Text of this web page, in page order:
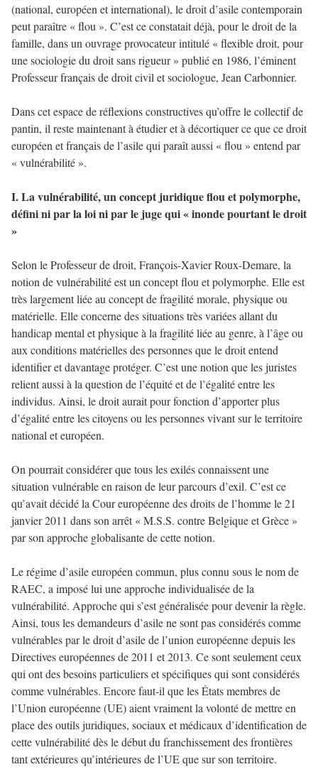
(national, européen et international), le droit d’asile contemporain
peut paraître « flou ». C’est ce constatait déjà, pour le droit de la
famille, dans un ouvrage provocateur intitulé « flexible droit, pour
une sociologie du droit sans rigueur » publié en 1986, l’éminent
Professeur français de droit civil et sociologue, Jean Carbonnier.
Dans cet espace de réflexions constructives qu’offre le collectif de
pantin, il reste maintenant à étudier et à décortiquer ce que ce droit
européen et français de l’asile qui paraît aussi « flou » entend par
« vulnérabilité ».
I. La vulnérabilité, un concept juridique flou et polymorphe,
défini ni par la loi ni par le juge qui « inonde pourtant le droit
»
Selon le Professeur de droit, François-Xavier Roux-Demare, la
notion de vulnérabilité est un concept flou et polymorphe. Elle est
très largement liée au concept de fragilité morale, physique ou
matérielle. Elle concerne des situations très variées allant du
handicap mental et physique à la fragilité liée au genre, à l’âge ou
aux conditions matérielles des personnes que le droit entend
identifier et davantage protéger. C’est une notion que les juristes
relient aussi à la question de l’équité et de l’égalité entre les
individus. Ainsi, le droit aurait pour fonction d’apporter plus
d’égalité entre les citoyens ou les personnes vivant sur le territoire
national et européen.
On pourrait considérer que tous les exilés connaissent une
situation vulnérable en raison de leur parcours d’exil. C’est ce
qu’avait décidé la Cour européenne des droits de l’homme le 21
janvier 2011 dans son arrêt « M.S.S. contre Belgique et Grèce »
par son approche globalisante de cette notion.
Le régime d’asile européen commun, plus connu sous le nom de
RAEC, a imposé lui une approche individualisée de la
vulnérabilité. Approche qui s’est généralisée pour devenir la règle.
Ainsi, tous les demandeurs d’asile ne sont pas considérés comme
vulnérables par le droit d’asile de l’union européenne depuis les
Directives européennes de 2011 et 2013. Ce sont seulement ceux
qui ont des besoins particuliers et spécifiques qui sont considérés
comme vulnérables. Encore faut-il que les États membres de
l’Union européenne (UE) aient vraiment la volonté de mettre en
place des outils juridiques, sociaux et médicaux d’identification de
cette vulnérabilité dès le début du franchissement des frontières
tant extérieures qu’intérieures de l’UE que sur son territoire.